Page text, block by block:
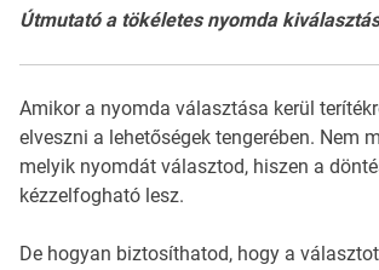
Útmutató a tökéletes nyomda
Amikor a nyomda választása kerül
elveszni a lehetőségek tengerében. Nem
melyik nyomdát választod, hiszen a
kézzelfogható lesz.
De hogyan biztosíthatod, hogy a